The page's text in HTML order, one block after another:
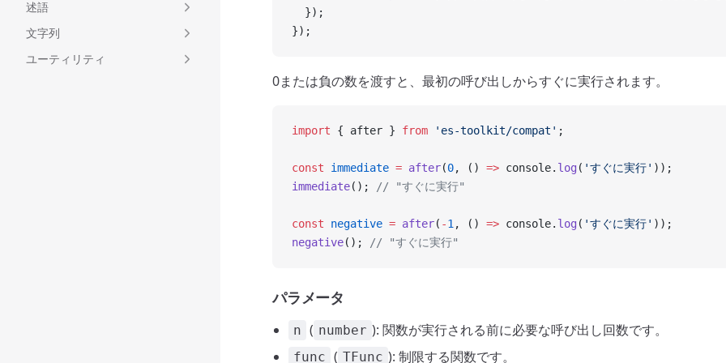
述語
文字列
ユーティリティ
  });
});
0または負の数を渡すと、最初の呼び出しからすぐに実行されます。
import { after } from 'es-toolkit/compat' ;
const immediate = after(0, () => console. log ( 'すぐに実行' ));
immediate(); // "すぐに実行"
const negative = after( -1 , () => console. log ( 'すぐに実行' ));
negative(); // "すぐに実行"
パラメータ
n ( number ): 関数が実行される前に必要な呼び出し回数です。
func ( TFunc ): 制限する関数です。